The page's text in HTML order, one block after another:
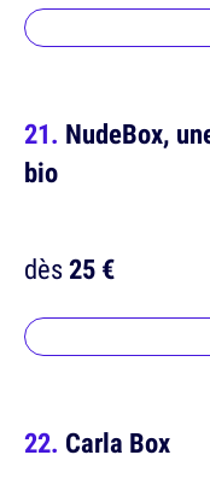
NudeBox,
bio
dès25 €
Carla Box